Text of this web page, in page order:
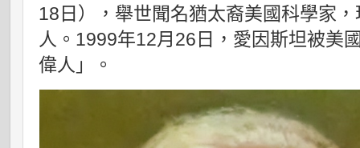
18日），舉世聞名猶太裔美國科學家
人。1999年12月26日，愛因斯坦被美
偉人」。